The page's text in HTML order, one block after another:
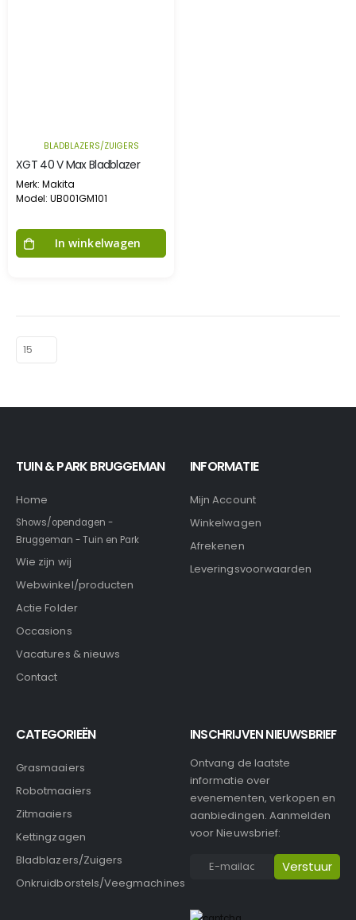
BLADBLAZERS/ZUIGERS
XGT 40 V Max Bladblazer
Merk: Makita
Model: UB001GM101
In winkelwagen
TUIN & PARK BRUGGEMAN
Home
Shows/opendagen -
Bruggeman - Tuin en Park
Wie zijn wij
Webwinkel/producten
Actie Folder
Occasions
Vacatures & nieuws
Contact
INFORMATIE
Mijn Account
Winkelwagen
Afrekenen
Leveringsvoorwaarden
CATEGORIEËN
Grasmaaiers
Robotmaaiers
Zitmaaiers
Kettingzagen
Bladblazers/Zuigers
Onkruidborstels/Veegmachines
INSCHRIJVEN NIEUWSBRIEF
Ontvang de laatste
informatie over
evenementen, verkopen en
aanbiedingen. Aanmelden
voor Nieuwsbrief: